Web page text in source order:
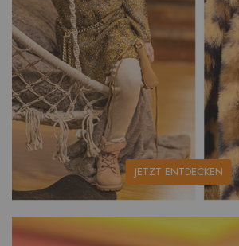
JETZT ENTDECKEN